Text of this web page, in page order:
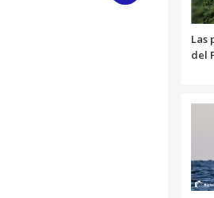
Las
del